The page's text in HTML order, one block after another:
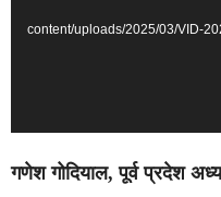
content/uploads/2025/03/VID-
गणेश गोदियाल, पूर्व प्रदेश